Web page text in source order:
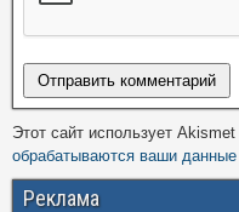
Этот сайт использует
обрабатываются ваши
Реклама